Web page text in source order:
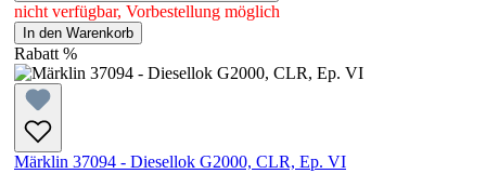
nicht verfügbar, Vorbestellung möglich
In den Warenkorb
Rabatt %
Märklin 37094 - Diesellok G2000, CLR, Ep. VI